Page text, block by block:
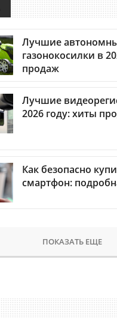
Лучшие
газонокосилки в
продаж
Лучшие
2026 году: хиты
Как безопасно
смартфон:
ПОКАЗАТЬ ЕЩЕ